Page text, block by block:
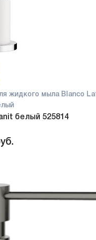
жидкого мыла Blanco
белый 525814